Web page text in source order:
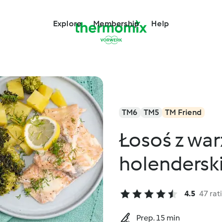
Explore Membership Help
TM6 TM5 TM Friend
Łosoś z
4.5 47
Prep. 15 min